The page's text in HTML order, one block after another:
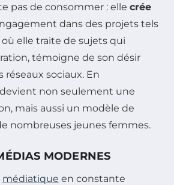
pas de consommer : elle crée
dans des projets tels
elle traite de sujets qui
témoigne de son désir
réseaux sociaux. En
non seulement une
mais aussi un modèle de
nombreuses jeunes femmes.
MODERNES
médiatique en constante